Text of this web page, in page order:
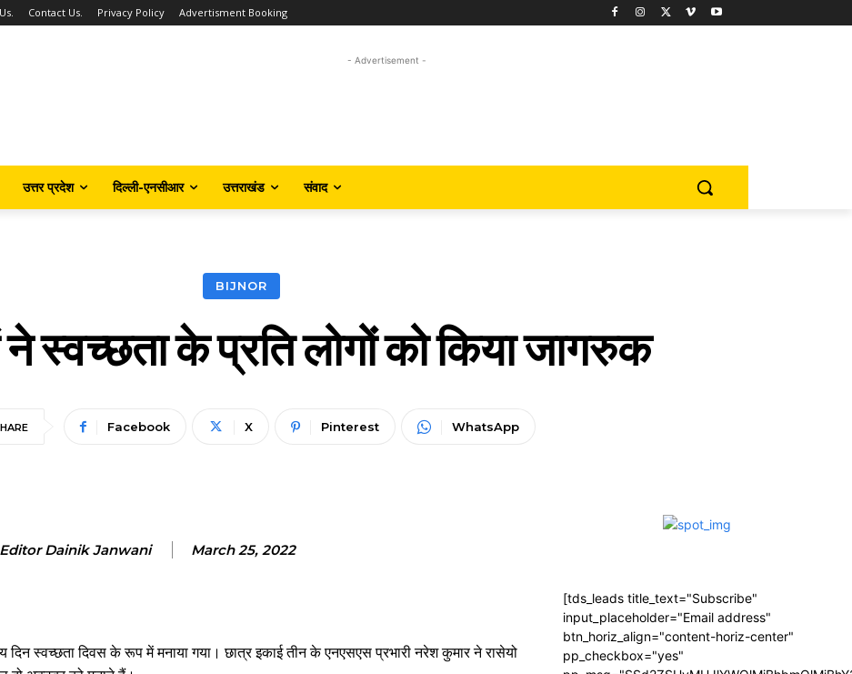
Contact Us. Privacy Policy Advertisment Booking
- Advertisement -
उत्तर प्रदेश दिल्ली-एनसीआर उत्तराखंड संवाद
BIJNOR
स्वच्छता के प्रति लोगों को किया जागरुक
Facebook X Pinterest WhatsApp
Dainik Janwani March 25, 2022
दिन स्वच्छता दिवस के रूप में मनाया गया। छात्र इकाई तीन के एनएसएस प्रभारी नरेश कुमार ने रासेयो
[tds_leads title_text="Subscribe"
input_placeholder="Email address"
btn_horiz_align="content-horiz-center"
pp_checkbox="yes"